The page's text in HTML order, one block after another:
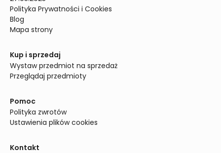
Polityka Prywatności i Cookies
Blog
Mapa strony
Kup i sprzedaj
Wystaw przedmiot na sprzedaż
Przeglądaj przedmioty
Pomoc
Polityka zwrotów
Ustawienia plików cookies
Kontakt